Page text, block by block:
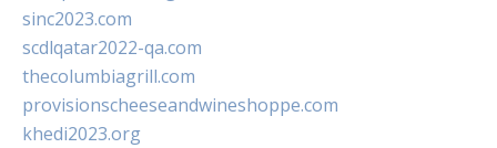
sinc2023.com
scdlqatar2022-qa.com
thecolumbiagrill.com
provisionscheeseandwineshoppe.com
khedi2023.org